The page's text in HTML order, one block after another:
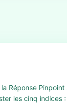
Réponse
les cinq indices